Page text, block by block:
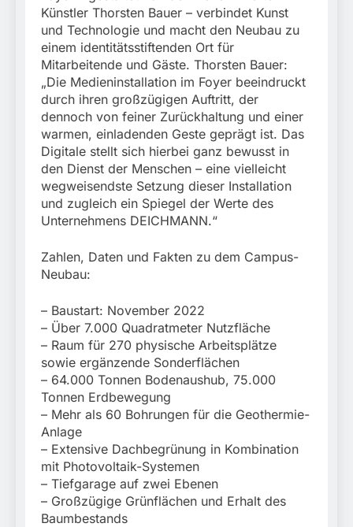
Künstler Thorsten Bauer – verbindet Kunst
und Technologie und macht den Neubau zu
einem identitätsstiftenden Ort für
Mitarbeitende und Gäste. Thorsten Bauer:
„Die Medieninstallation im Foyer beeindruckt
durch ihren großzügigen Auftritt, der
dennoch von feiner Zurückhaltung und einer
warmen, einladenden Geste geprägt ist. Das
Digitale stellt sich hierbei ganz bewusst in
den Dienst der Menschen – eine vielleicht
wegweisendste Setzung dieser Installation
und zugleich ein Spiegel der Werte des
Unternehmens DEICHMANN.“
Zahlen, Daten und Fakten zu dem Campus-
Neubau:
– Baustart: November 2022
– Über 7.000 Quadratmeter Nutzfläche
– Raum für 270 physische Arbeitsplätze
sowie ergänzende Sonderflächen
– 64.000 Tonnen Bodenaushub, 75.000
Tonnen Erdbewegung
– Mehr als 60 Bohrungen für die Geothermie-
Anlage
– Extensive Dachbegrünung in Kombination
mit Photovoltaik-Systemen
– Tiefgarage auf zwei Ebenen
– Großzügige Grünflächen und Erhalt des
Baumbestands